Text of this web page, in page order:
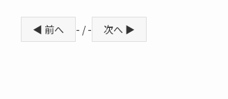
◀ 前へ - / - 次へ ▶